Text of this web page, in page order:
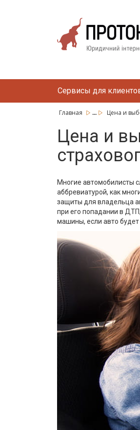
Сервисы для
Главная ... Цена и
Цена и
Многие автомобилисты
аббревиатурой, как
защиты для владельца
при его попадании в
машины, если авто